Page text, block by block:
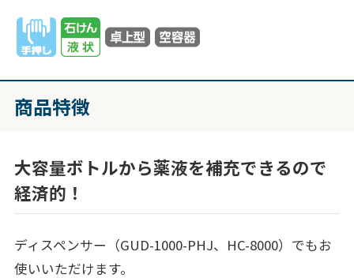
商品特徴
大容量ボトルから薬液を補充できるので
経済的！
ディスペンサー（GUD-1000-PHJ、HC-8000）でもお
使いいただけます。